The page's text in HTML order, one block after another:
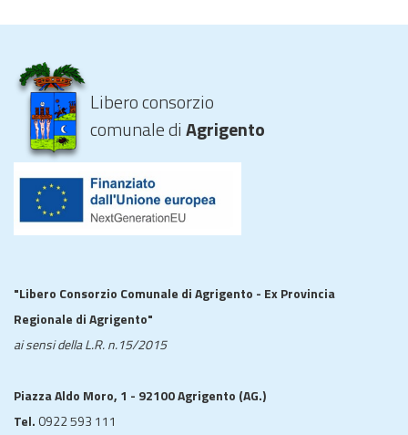
Libero consorzio
comunale diAgrigento
"Libero Consorzio Comunale di Agrigento - Ex Provincia
Regionale di Agrigento"
ai sensi della L.R. n.15/2015
Piazza Aldo Moro, 1 - 92100 Agrigento (AG.)
Tel. 0922 593 111